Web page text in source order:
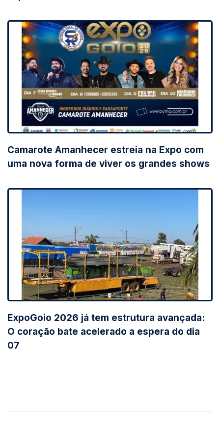
Camarote Amanhecer estreia na Expo com
uma nova forma de viver os grandes shows
ExpoGoio 2026 já tem estrutura avançada:
O coração bate acelerado a espera do dia
07